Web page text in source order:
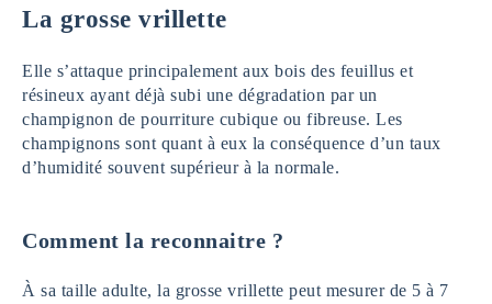
La grosse vrillette
Elle s’attaque principalement aux bois des feuillus et
résineux ayant déjà subi une dégradation par un
champignon de pourriture cubique ou fibreuse. Les
champignons sont quant à eux la conséquence d’un taux
d’humidité souvent supérieur à la normale.
Comment la reconnaitre ?
À sa taille adulte, la grosse vrillette peut mesurer de 5 à 7